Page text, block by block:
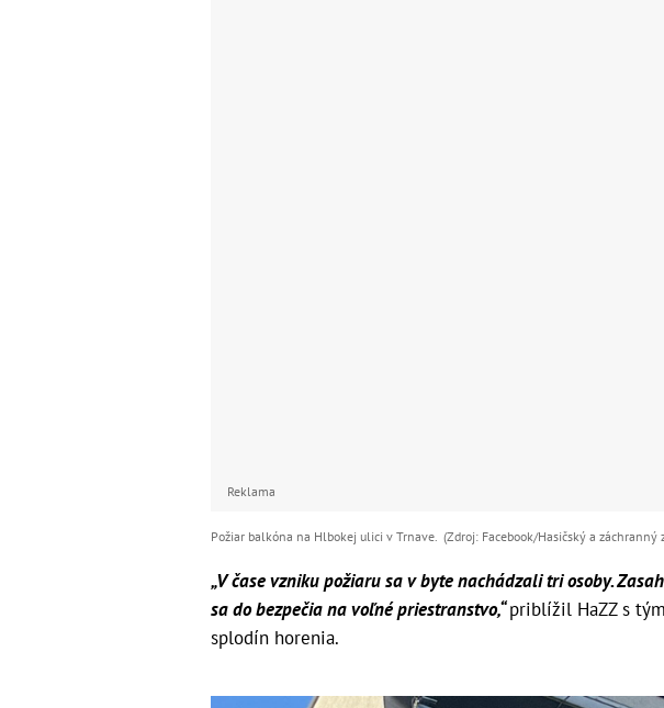
Reklama
Požiar balkóna na Hlbokej ulici v Trnave. (Zdroj: Facebook/Hasičský a záchranný
„V čase vzniku požiaru sa v byte nachádzali tri osoby.
sa do bezpečia na voľné priestranstvo,“priblížil HaZZ s
splodín horenia.